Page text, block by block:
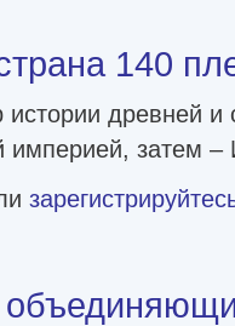
140
истории древней
империей, затем –
140 племён? [litres]